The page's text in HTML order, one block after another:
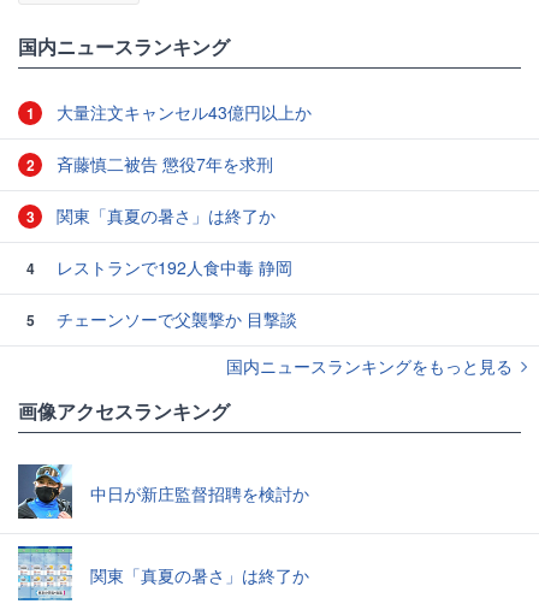
国内ニュースランキング
1 大量注文キャンセル43億円以上か
2 斉藤慎二被告 懲役7年を求刑
3 関東「真夏の暑さ」は終了か
4 レストランで192人食中毒 静岡
5
チェーンソーで父襲撃か 目撃談
国内ニュースランキングをもっと見る
画像アクセスランキング
中日が新庄監督招聘を検討か
関東「真夏の暑さ」は終了か